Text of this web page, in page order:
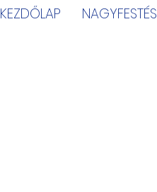
KEZDŐLAP NAGYFESTÉS